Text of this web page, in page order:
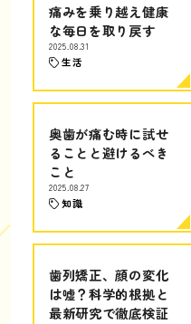
痛みを乗り越え健康
な毎日を取り戻す
2025.08.31
生活
奥歯が痛む時に試せ
ることと避けるべき
こと
2025.08.27
知識
歯列矯正、顔の変化
は嘘？科学的根拠と
最新研究で徹底検証